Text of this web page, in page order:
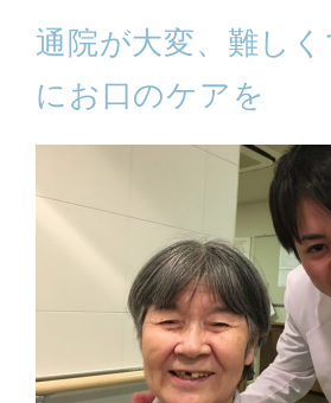
通院が大変、難し
にお口のケアを